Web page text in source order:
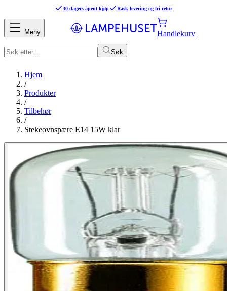
30 dagers åpent kjøp Rask levering og fri retur
Søk
Handlekurv
Meny
Hjem
/
Produkter
/
Tilbehør
/
Stekeovnspære E14 15W klar